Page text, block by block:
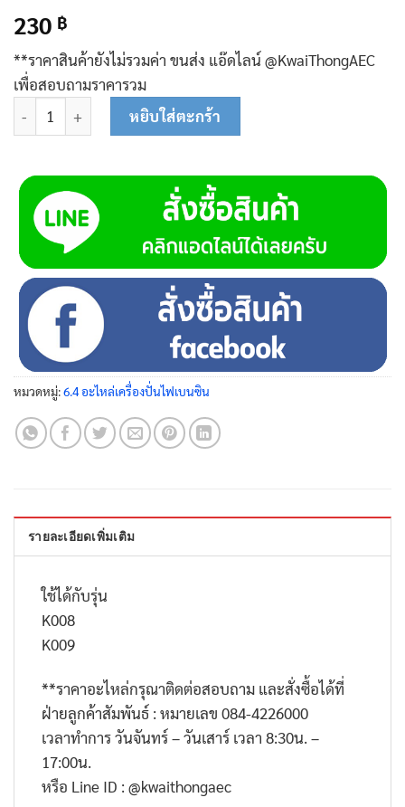
230 ฿
**ราคาสินค้ายังไม่รวมค่า ขนส่ง แอ๊ดไลน์ @KwaiThongAEC
เพื่อสอบถามราคารวม
จำนวน เรือนไดนาโม 08-0210 ชิ้น
หยิบใส่ตะกร้า
หมวดหมู่:6.4 อะไหล่เครื่องปั่นไฟเบนซิน
รายละเอียดเพิ่มเติม
ใช้ได้กับรุ่น
K008
K009
**ราคาอะไหล่กรุณาติดต่อสอบถาม และสั่งซื้อได้ที่
ฝ่ายลูกค้าสัมพันธ์ : หมายเลข 084-4226000
เวลาทำการ วันจันทร์ – วันเสาร์ เวลา 8:30น. –
17:00น.
หรือ Line ID : @kwaithongaec